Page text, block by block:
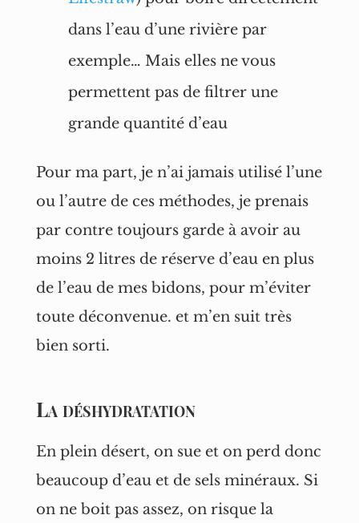
dans l’eau d’une rivière par
exemple… Mais elles ne vous
permettent pas de filtrer une
grande quantité d’eau
Pour ma part, je n’ai jamais utilisé l’une
ou l’autre de ces méthodes, je prenais
par contre toujours garde à avoir au
moins 2 litres de réserve d’eau en plus
de l’eau de mes bidons, pour m’éviter
toute déconvenue. et m’en suit très
bien sorti.
La déshydratation
En plein désert, on sue et on perd donc
beaucoup d’eau et de sels minéraux. Si
on ne boit pas assez, on risque la